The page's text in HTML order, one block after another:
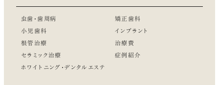
虫歯・歯周病
小児歯科
根管治療
セラミック治療
ホワイトニング・デンタルエステ
矯正歯科
インプラント
治療費
症例紹介